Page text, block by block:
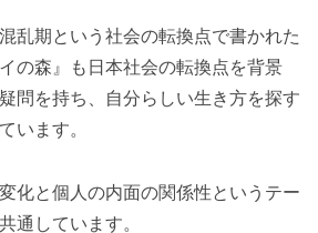
乱期という社会の転換点で書かれた
の森』も日本社会の転換点を背景
問を持ち、自分らしい生き方を探す
います。
化と個人の内面の関係性というテー
通しています。